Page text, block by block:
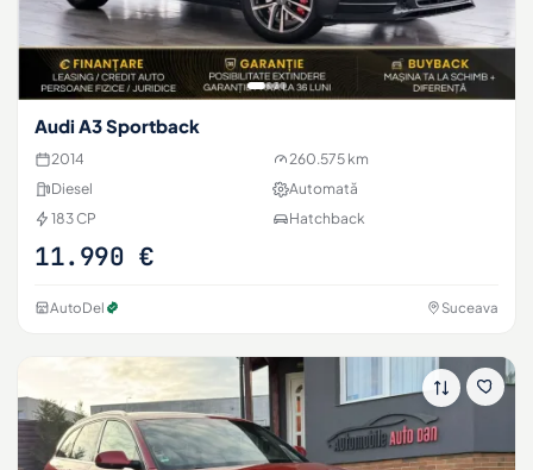
Audi A3 Sportback
2014
260.575 km
Diesel
Automată
183 CP
Hatchback
11.990 €
AutoDel Suceava